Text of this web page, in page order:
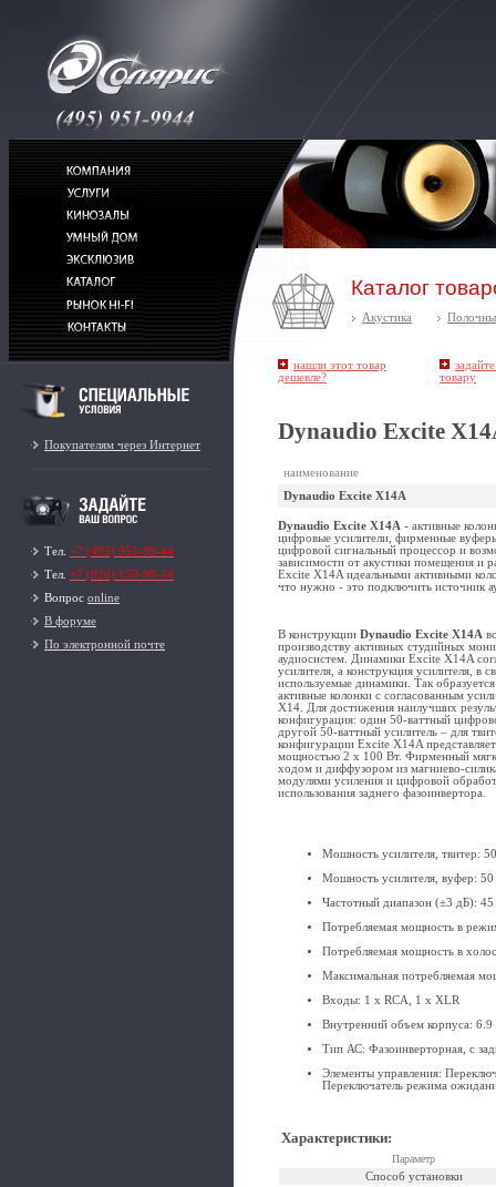
Покупателям через Интернет
Тел. +7 (495) 951-99-44
Тел. +7 (926) 159-99-44
Вопрос online
В форуме
По электронной почте
Каталог
Акустика
нашли этот товар
дешевле?
товару
Dynaudio Excite
наименование
Dynaudio Excite X14A
Dynaudio Excite X14A - активные
цифровые усилители, фирменные
цифровой сигнальный процессор и
зависимости от акустики помещения и
Excite X14A идеальными активными
что нужно - это подключить источник
В конструкции Dynaudio Excite X14A
производству активных студийных
аудиосистем. Динамики Excite X14A
усилителя, а конструкция усилителя, в
используемые динамики. Так
активные колонки с согласованным
X14. Для достижения наилучших
конфигурация: один 50-ваттный
другой 50-ваттный усилитель – для
конфигурации Excite X14A
мощностью 2 х 100 Вт. Фирменный
ходом и диффузором из магниево-
модулями усиления и цифровой
использования заднего фазоинвертора.
Мошность усилителя, твитер:
Мошность усилителя, вуфер: 50
Частотный диапазон (±3 дБ):
Потребляемая мощность в
Потребляемая мощность в
Максимальная потребляемая
Входы: 1 x RCA, 1 x XLR
Внутренний объем корпуса: 6.9
Тип АС: Фазоинверторная, с
Элементы управления:
Переключатель режима
Характеристики:
Параметр
Способ установки